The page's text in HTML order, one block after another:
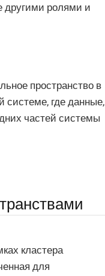
другими ролями и
пространство в
системе, где данные,
частей системы
кластера
для